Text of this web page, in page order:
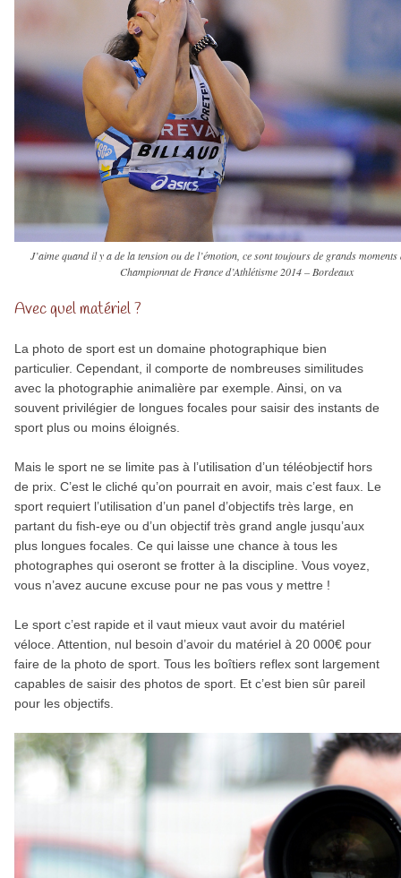
J’aime quand il y a de la tension ou de l’émotion, ce sont toujours de grands moments
Championnat de France d’Athlétisme 2014 – Bordeaux
Avec quel matériel ?
La photo de sport est un domaine photographique bien
particulier. Cependant, il comporte de nombreuses similitudes
avec la photographie animalière par exemple. Ainsi, on va
souvent privilégier de longues focales pour saisir des instants de
sport plus ou moins éloignés.
Mais le sport ne se limite pas à l’utilisation d’un téléobjectif hors
de prix. C’est le cliché qu’on pourrait en avoir, mais c’est faux. Le
sport requiert l’utilisation d’un panel d’objectifs très large, en
partant du fish-eye ou d’un objectif très grand angle jusqu’aux
plus longues focales. Ce qui laisse une chance à tous les
photographes qui oseront se frotter à la discipline. Vous voyez,
vous n’avez aucune excuse pour ne pas vous y mettre !
Le sport c’est rapide et il vaut mieux vaut avoir du matériel
véloce. Attention, nul besoin d’avoir du matériel à 20 000€ pour
faire de la photo de sport. Tous les boîtiers reflex sont largement
capables de saisir des photos de sport. Et c’est bien sûr pareil
pour les objectifs.